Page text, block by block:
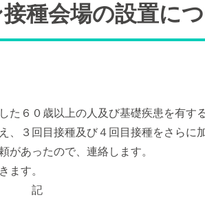
種会場の設置に
６０歳以上の人及び基礎疾患を有す
、３回目接種及び４回目接種をさらに
があったので、連絡します。
ます。
記